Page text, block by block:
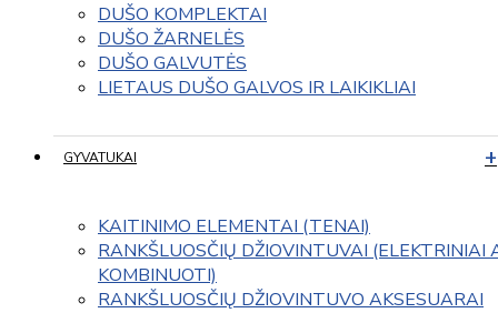
DUŠO KOMPLEKTAI
DUŠO ŽARNELĖS
DUŠO GALVUTĖS
LIETAUS DUŠO GALVOS IR LAIKIKLIAI
GYVATUKAI
KAITINIMO ELEMENTAI (TENAI)
RANKŠLUOSČIŲ DŽIOVINTUVAI (ELEKTRINIAI
KOMBINUOTI)
RANKŠLUOSČIŲ DŽIOVINTUVO AKSESUARAI